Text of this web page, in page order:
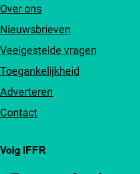
Over ons
Nieuwsbrieven
Veelgestelde vragen
Toegankelijkheid
Adverteren
Contact
Volg IFFR